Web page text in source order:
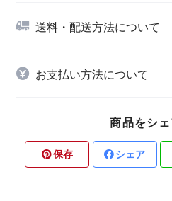
送料・配送方法について
お支払い方法について
商品をシ
保存 シェア